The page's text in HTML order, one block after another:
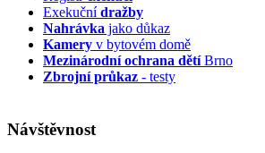
Exekučnídražby
Nahrávka jako důkaz
Kamery v bytovém domě
Mezinárodní ochrana dětíBrno
Zbrojní průkaz - testy
Návštěvnost